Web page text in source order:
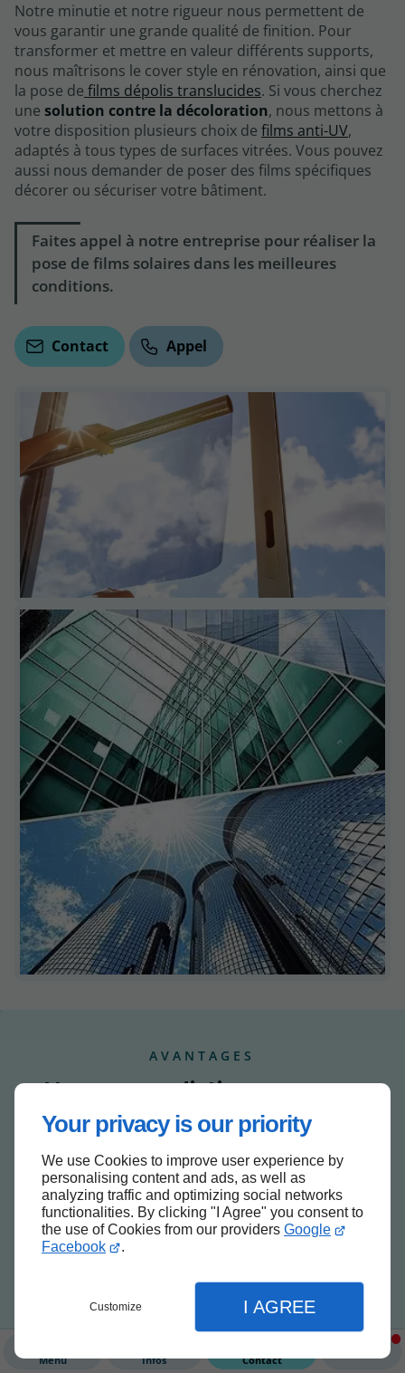
Your privacy is our priority
We use Cookies to improve user experience by
personalising content and ads, as well as
analyzing traffic and optimizing social networks
functionalities. By clicking "I Agree" you consent to
the use of Cookies from our providers Google
Facebook
.
Customize I AGREE
Menu Infos Contact
Notre minutie et notre rigueur nous permettent de
vous garantir une grande qualité de finition. Pour
transformer et mettre en valeur différents supports,
nous maîtrisons le cover style en rénovation, ainsi que
la pose de films dépolis translucides. Si vous cherchez
une solution contre la décoloration, nous mettons à
votre disposition plusieurs choix de films anti-UV,
adaptés à tous types de surfaces vitrées. Vous pouvez
aussi nous demander de poser des films spécifiques
décorer ou sécuriser votre bâtiment.
Faites appel à notre entreprise pour réaliser la
pose de films solaires dans les meilleures
conditions.
Contact Appel
AVANTAGES
Nous nous distinguons par
plusieurs atouts.
Faites appel à l'entreprise All'tint pour bénéficier d'une
prestation complète.
Nous sommes connus dans le domaine de la
protection solaire depuis 2016.